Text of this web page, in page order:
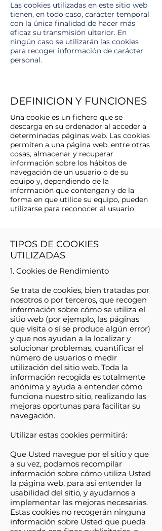
Las cookies utilizadas en este sitio web
tienen, en todo caso, carácter temporal
con la única finalidad de hacer más
eficaz su transmisión ulterior. En
ningún caso se utilizarán las cookies
para recoger información de carácter
personal.
DEFINICION Y FUNCIONES
Una cookie es un fichero que se
descarga en su ordenador al acceder a
determinadas páginas web. Las cookies
permiten a una página web, entre otras
cosas, almacenar y recuperar
información sobre los hábitos de
navegación de un usuario o de su
equipo y, dependiendo de la
información que contengan y de la
forma en que utilice su equipo, pueden
utilizarse para reconocer al usuario.
TIPOS DE COOKIES
UTILIZADAS
1. Cookies de Rendimiento
Se trata de cookies, bien tratadas por
nosotros o por terceros, que recogen
información sobre cómo se utiliza el
sitio web (por ejemplo, las páginas
que visita o si se produce algún error)
y que nos ayudan a la localizar y
solucionar problemas, cuantificar el
número de usuarios o medir
utilización del sitio web. Toda la
información recogida es totalmente
anónima y ayuda a entender cómo
funciona nuestro sitio, realizando las
mejoras oportunas para facilitar su
navegación.
Utilizar estas cookies permitirá:
Que Usted navegue por el sitio y que
a su vez, podamos recompilar
información sobre cómo utiliza Usted
la página web, para así entender la
usabilidad del sitio, y ayudarnos a
implementar las mejoras necesarias.
Estas cookies no recogerán ninguna
información sobre Usted que pueda